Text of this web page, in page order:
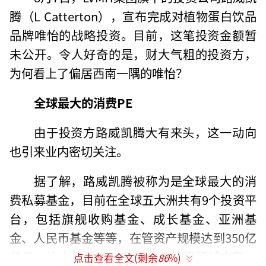
腾（L Catterton），宣布完成对植物蛋白饮品
品牌唯怡的战略投资。目前，这笔投资金额暂
未公开。令人好奇的是，财大气粗的投资方，
为何看上了偏居西南一隅的唯怡？
全球最大的消费PE
由于投资方路威凯腾大有来头，这一动向
也引来业内密切关注。
据了解，路威凯腾被称为是全球最大的消
费私募基金，目前在全球五大洲共有9个投资平
台，包括旗舰收购基金、成长基金、亚洲基
金、人民币基金等等，在管资产规模达到350亿
美元，约人民币2500亿元。从投资领域来看，
点击查看全文(剩余86%)